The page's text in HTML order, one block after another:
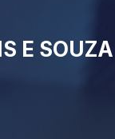
E SOUZA